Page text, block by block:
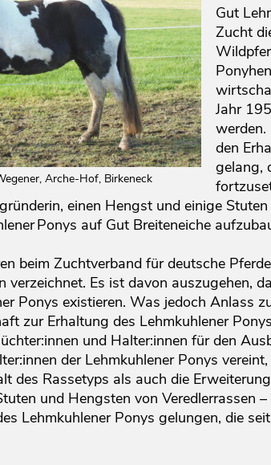
Arche-Hof, Birkeneck
Gut
Zucht
Jahr
werden.
den
gelang,
einen Hengst und einige
Ponys auf Gut Breiteneiche
beim Zuchtverband für deutsche
verzeichnet. Es ist davon auszugehen,
Ponys existieren. Was jedoch Anlass
zur Erhaltung des Lehmkuhlener
und Halter:innen für den
der Lehmkuhlener Ponys
des Rassetyps als auch die
und Hengsten von Veredlerrassen
Lehmkuhlener Ponys gelungen, die